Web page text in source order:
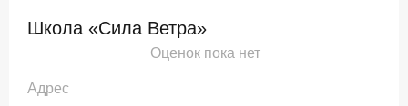
Школа «Сила Ветра»
Оценок пока нет
Адрес